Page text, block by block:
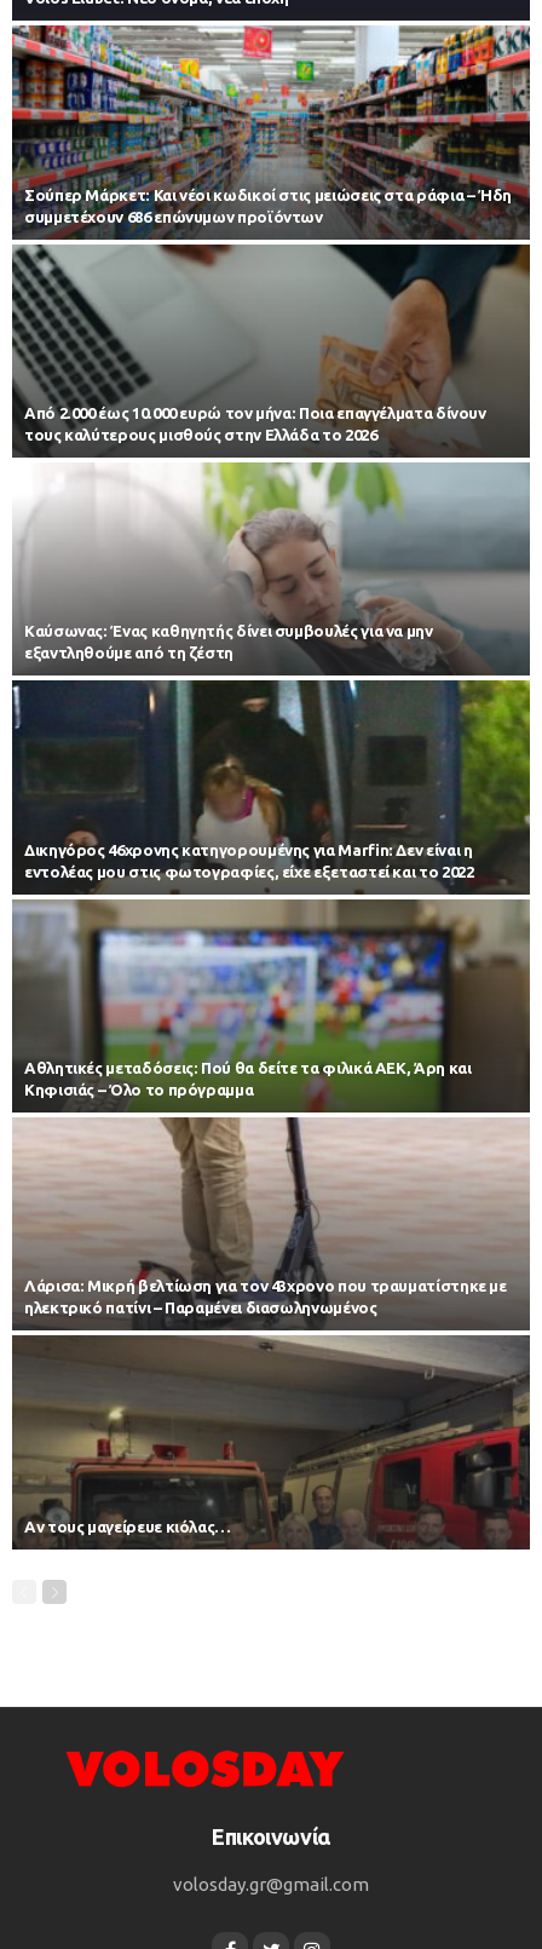
Σούπερ Μάρκετ: Και νέοι κωδικοί στις μειώσεις στα ράφια – Ήδη
συμμετέχουν 686 επώνυμων προϊόντων
Από 2.000 έως 10.000 ευρώ τον μήνα: Ποια επαγγέλματα δίνουν
τους καλύτερους μισθούς στην Ελλάδα το 2026
Kαύσωνας: Ένας καθηγητής δίνει συμβουλές για να μην
εξαντληθούμε από τη ζέστη
Δικηγόρος 46χρονης κατηγορουμένης για Marfin: Δεν είναι η
εντολέας μου στις φωτογραφίες, είχε εξεταστεί και το 2022
Αθλητικές μεταδόσεις: Πού θα δείτε τα φιλικά ΑΕΚ, Άρη και
Κηφισιάς – Όλο το πρόγραμμα
Λάρισα: Μικρή βελτίωση για τον 43χρονο που τραυματίστηκε με
ηλεκτρικό πατίνι – Παραμένει διασωληνωμένος
Αν τους μαγείρευε κιόλας…
Επικοινωνία
volosday.gr@gmail.com